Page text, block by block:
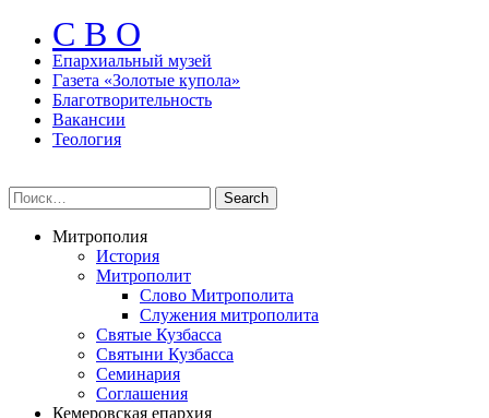
С В О
Епархиальный музeй
Газета «Золотые купола»
Благотворительность
Вакансии
Теология
Митрополия
История
Митрополит
Слово Митрополита
Служения митрополита
Святые Кузбасса
Святыни Кузбасса
Семинария
Соглашения
Кемеровская епархия